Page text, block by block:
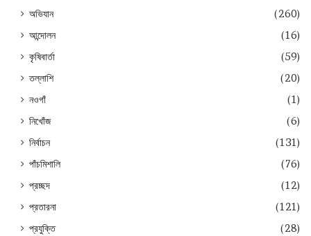
অভিযান
(260)
আন্দোলন
(16)
কৃষিবার্তা
(59)
তল্লাশি
(20)
নওগাঁ
(1)
নিখোঁজ
(6)
নির্বাচন
(131)
পাঁচমিশালি
(76)
প্রচ্ছদ
(12)
প্রতারনা
(121)
প্রযুক্তি
(28)